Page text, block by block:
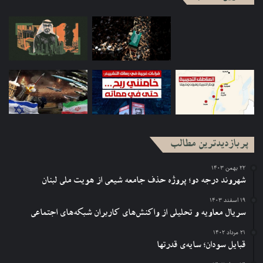
پربازدیدترین مطالب
۲۲ بهمن ۱۴۰۳
شهروند درجه دو؛ پروژه حذف جامعه شیعی از هویت ملی لبنان
۱۹ اسفند ۱۴۰۳
سریال معاویه و تحلیلی از واکنش‌های کاربران شبکه‌های اجتماعی
۲۱ مرداد ۱۴۰۲
قبایل سودان؛ سایه‌ی قدرتها